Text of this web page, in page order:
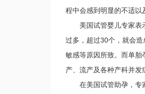
程中会感到明显的不适以
美国试管婴儿专家表示
过多，超过30个，就会
敏感等原因所致。而单
产、流产及各种产科并发
在美国试管助孕，专家